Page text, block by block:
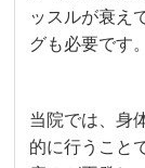
ッスルが衰え
グも必要です。
当院では、身
的に行うこと